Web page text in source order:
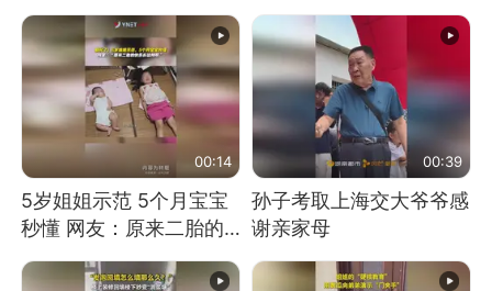
00:14
5岁姐姐示范 5个月宝宝
秒懂 网友：原来二胎的
00:39
孙子考取上海交大爷爷感
谢亲家母